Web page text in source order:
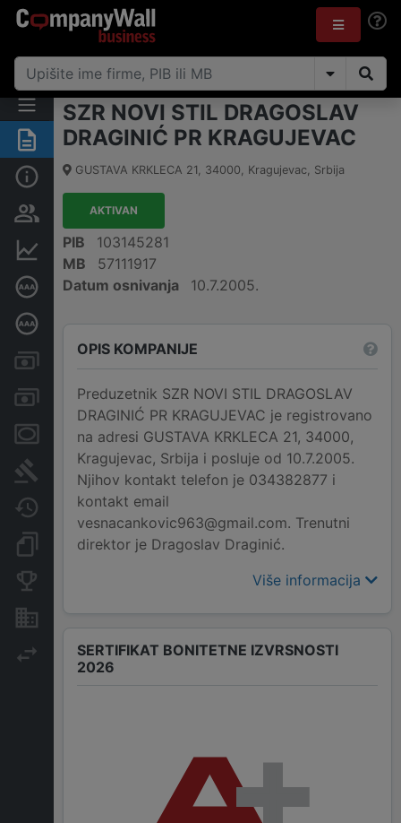
Rezime
Osnovni podaci
Vlasnička struktura
Finansijski podaci
Sertifikat bonitetne izvrsnosti
Dubinska bonitetna ocena
Računi i blokade
Menice i zaloge
Sudski sporovi
Javne nabavke
Dokumenti i objave
Nekretnine i imovina
Izvoz
SZR NOVI STIL DRAGOSLAV
DRAGINIĆ PR KRAGUJEVAC
GUSTAVA KRKLECA 21, 34000, Kragujevac, Srbija
AKTIVAN
PIB
103145281
MB
57111917
Datum osnivanja
10.7.2005.
OPIS KOMPANIJE
Preduzetnik SZR NOVI STIL DRAGOSLAV
DRAGINIĆ PR KRAGUJEVAC je registrovano
na adresi GUSTAVA KRKLECA 21, 34000,
Kragujevac, Srbija i posluje od 10.7.2005.
Njihov kontakt telefon je 034382877 i
kontakt email
vesnacankovic963@gmail.com. Trenutni
direktor je Dragoslav Draginić.
Više informacija
SERTIFIKAT BONITETNE IZVRSNOSTI
2026